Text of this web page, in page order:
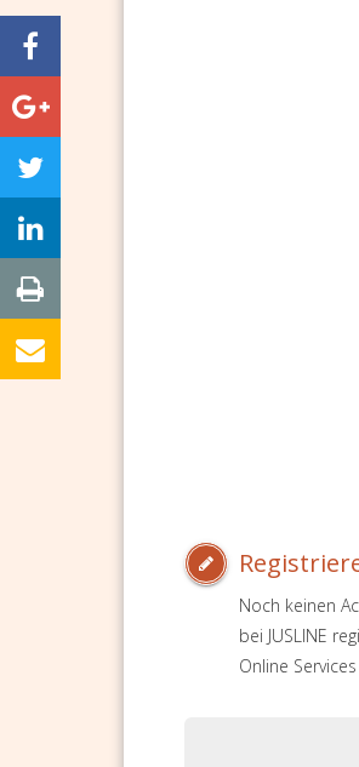
Noch keinen
bei JUSLINE
Online